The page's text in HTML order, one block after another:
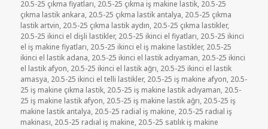
tarihi
20.5-25 çıkma fiyatları, 20.5-25 çıkma iş makine lastik, 20.5-25
çıkma lastik ankara, 20.5-25 çıkma lastik antalya, 20.5-25 çıkma
lastik artvin, 20.5-25 çıkma lastik aydın, 20.5-25 çıkma lastikler,
20.5-25 ikinci el dişli lastikler, 20.5-25 ikinci el fiyatları, 20.5-25 ikinci
el iş makine fiyatları, 20.5-25 ikinci el iş makine lastikler, 20.5-25
ikinci el lastik adana, 20.5-25 ikinci el lastik adıyaman, 20.5-25 ikinci
el lastik afyon, 20.5-25 ikinci el lastik ağrı, 20.5-25 ikinci el lastik
amasya, 20.5-25 ikinci el telli lastikler, 20.5-25 iş makine afyon, 20.5-
25 iş makine çıkma lastik, 20.5-25 iş makine lastik adıyaman, 20.5-
25 iş makine lastik afyon, 20.5-25 iş makine lastik ağrı, 20.5-25 iş
makine lastik antalya, 20.5-25 radial iş makine, 20.5-25 radıal iş
makinası, 20.5-25 radıal iş makine, 20.5-25 satılık iş makine